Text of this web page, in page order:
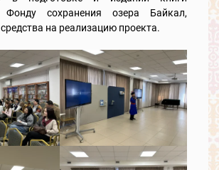
Фонду сохранения озера Байкал,
на реализацию проекта.